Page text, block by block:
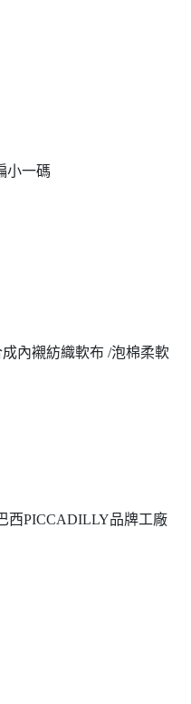
小一碼
內襯紡織軟布 /泡棉柔軟
西PICCADILLY品牌工廠